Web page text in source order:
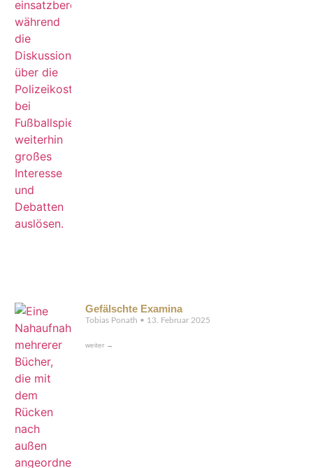
Gefälschte Examina
Tobias Ponath 13. Februar 2025
weiter →